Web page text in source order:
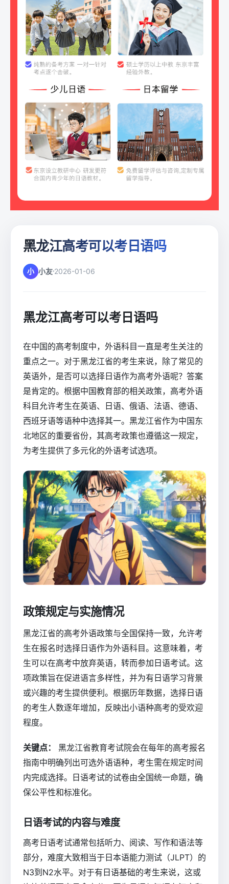
黑龙江高考可以考日语吗
小 小友 2026-01-06
黑龙江高考可以考日语吗
在中国的高考制度中，外语科目一直是考生关注的
重点之一。对于黑龙江省的考生来说，除了常见的
英语外，是否可以选择日语作为高考外语呢？答案
是肯定的。根据中国教育部的相关政策，高考外语
科目允许考生在英语、日语、俄语、法语、德语、
西班牙语等语种中选择其一。黑龙江省作为中国东
北地区的重要省份，其高考政策也遵循这一规定，
为考生提供了多元化的外语考试选项。
政策规定与实施情况
黑龙江省的高考外语政策与全国保持一致，允许考
生在报名时选择日语作为外语科目。这意味着，考
生可以在高考中放弃英语，转而参加日语考试。这
项政策旨在促进语言多样性，并为有日语学习背景
或兴趣的考生提供便利。根据历年数据，选择日语
的考生人数逐年增加，反映出小语种高考的受欢迎
程度。
关键点：
黑龙江省教育考试院会在每年的高考报名
指南中明确列出可选外语语种，考生需在规定时间
内完成选择。日语考试的试卷由全国统一命题，确
保公平性和标准化。
日语考试的内容与难度
高考日语考试通常包括听力、阅读、写作和语法等
部分，难度大致相当于日本语能力测试（JLPT）的
N3到N2水平。对于有日语基础的考生来说，这或